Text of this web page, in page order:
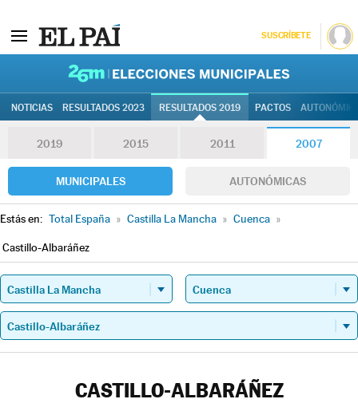
SUSCRÍBETE
NOTICIAS RESULTADOS 2023 RESULTADOS 2019 PACTOS
2019 2015 2011 2007
MUNICIPALES AUTONÓMICAS
Estás en: Total España » Castilla La Mancha » Cuenca »
Castillo-Albaráñez
CASTILLO-ALBARÁÑEZ